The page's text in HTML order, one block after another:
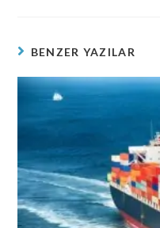
BENZER YAZILAR